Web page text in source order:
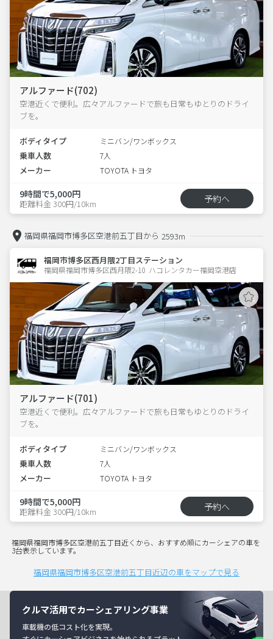
アルファード(702)
空港近くで便利。広々アルファードで旅も日常もゆとりのドライ
ブを。
ボディタイプ ミニバン/ワンボックス
乗車人数 7人
メーカー TOYOTA トヨタ
9時間で5,000円
距離料金 300円/10km 予約へ
福岡県福岡市博多区空港前五丁目から 2593m
福岡市博多区西月隈2丁目ステーション
福岡県福岡市博多区西月隈2-10  ハコレンタカー福岡空港店
アルファード(701)
空港近くで便利。広々アルファードで旅も日常もゆとりのドライ
ブを。
ボディタイプ ミニバン/ワンボックス
乗車人数 7人
メーカー TOYOTA トヨタ
9時間で5,000円
距離料金 300円/10km 予約へ
福岡県福岡市博多区空港前五丁目近くから、おすすめ順にカーシェアの車を
3台表示しています。
福岡県福岡市博多区空港前五丁目近辺の車をマップで見る
クルマ活用でカーシェアリング事業
車載機の低コスト化を実現。